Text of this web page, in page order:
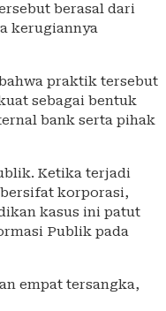
berasal dari
kerugiannya
praktik tersebut
sebagai bentuk
bank serta pihak
Ketika terjadi
korporasi,
kasus ini patut
Publik pada
empat tersangka,